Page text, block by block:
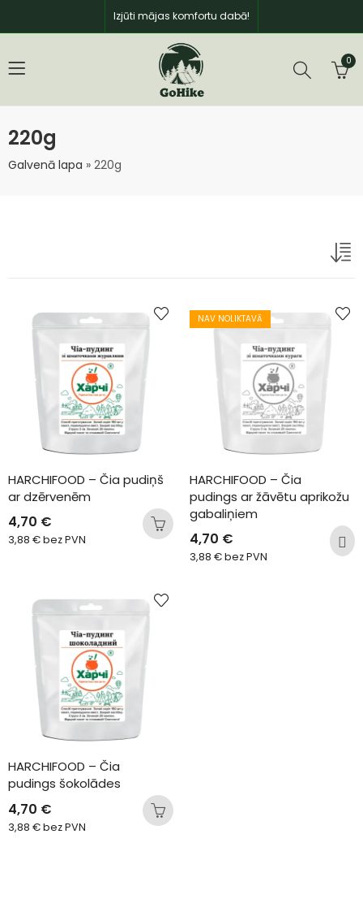
Izjūti mājas komfortu dabā!
0
220g
Galvenā lapa » 220g
HARCHIFOOD – Čia pudiņš
ar dzērvenēm
4,70 €
3,88 €bez PVN
NAV NOLIKTAVĀ
HARCHIFOOD – Čia
pudings ar žāvētu aprikožu
gabaliņiem
4,70 €
3,88 €bez PVN
HARCHIFOOD – Čia
pudings šokolādes
4,70 €
3,88 €bez PVN